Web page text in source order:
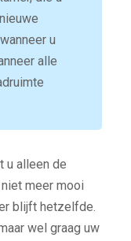
u
alle
u alleen de
meer mooi
blijft hetzelfde.
wel graag uw